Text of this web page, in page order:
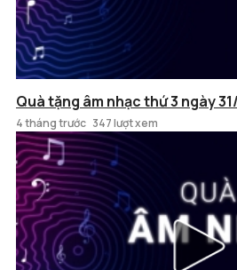
Quà tặng âm nhạc thứ 3 ngày
4 tháng trước 347 lượt xem